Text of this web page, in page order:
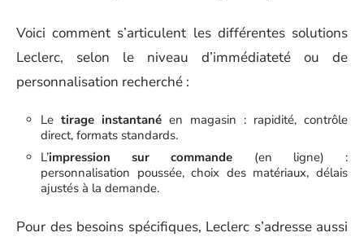
Voici comment s’articulent les différentes solutions
Leclerc, selon le niveau d’immédiateté ou de
personnalisation recherché :
Le tirage instantané en magasin : rapidité, contrôle
direct, formats standards.
L’impression sur commande (en ligne) :
personnalisation poussée, choix des matériaux, délais
ajustés à la demande.
Pour des besoins spécifiques, Leclerc s’adresse aussi